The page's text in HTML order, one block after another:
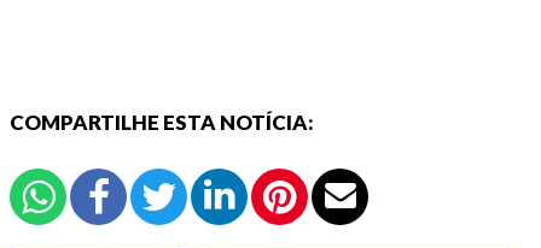
COMPARTILHE ESTA NOTÍCIA: